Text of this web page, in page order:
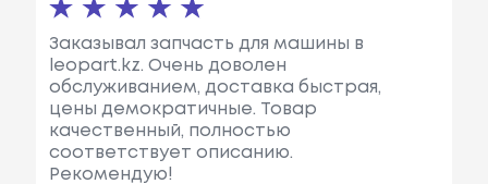
Заказывал запчасть для машины в
leopart.kz. Очень доволен
обслуживанием, доставка быстрая,
цены демократичные. Товар
качественный, полностью
соответствует описанию.
Рекомендую!